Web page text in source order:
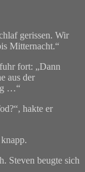
gerissen. Wir
Mitternacht.“
fort: „Dann
aus der
…“
hakte er
Steven beugte sich